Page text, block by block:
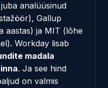
analüüsinud
Gallup
aastas) ja MIT (lõhe
Workday lisab
madala
. Ja see hind
on valmis